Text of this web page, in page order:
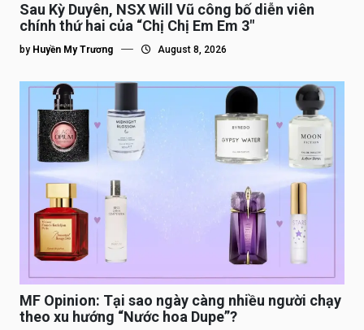
Sau Kỳ Duyên, NSX Will Vũ công bố diễn viên
chính thứ hai của “Chị Chị Em Em 3″
by Huyền My Trương August 8, 2026
MF Opinion: Tại sao ngày càng nhiều người chạy
theo xu hướng “Nước hoa Dupe”?